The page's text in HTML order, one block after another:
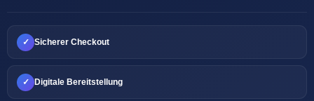
✓ Sicherer Checkout
✓ Digitale Bereitstellung